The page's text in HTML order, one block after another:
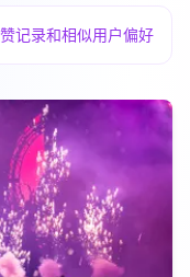
记录和相似用户偏好